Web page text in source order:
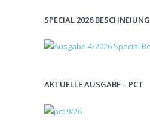
SPECIAL 2026 BESCHNEIUNG
AKTUELLE AUSGABE – PCT